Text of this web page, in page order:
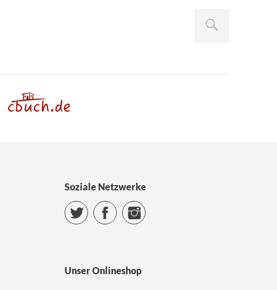
Soziale Netzwerke
Twitter FacebookInstagram
Unser Onlineshop